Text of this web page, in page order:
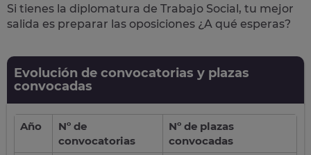
Si tienes la diplomatura de Trabajo Social, tu mejor
salida es preparar las oposiciones ¿A qué esperas?
Evolución de convocatorias y plazas
convocadas
Año
Nº de
convocatorias
Nº de plazas
convocadas